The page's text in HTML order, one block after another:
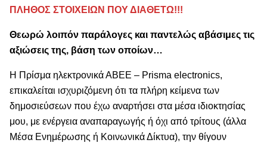
ΠΛΗΘΟΣ ΣΤΟΙΧΕΙΩΝ ΠΟΥ ΔΙΑΘΕΤΩ!!!
Θεωρώ λοιπόν παράλογες και παντελώς αβάσιμες τις
αξιώσεις της, βάση των οποίων…
Η Πρίσμα ηλεκτρονικά ΑΒΕΕ – Prisma electronics,
επικαλείται ισχυριζόμενη ότι τα πλήρη κείμενα των
δημοσιεύσεων που έχω αναρτήσει στα μέσα ιδιοκτησίας
μου, με ενέργεια αναπαραγωγής ή όχι από τρίτους (άλλα
Μέσα Ενημέρωσης ή Κοινωνικά Δίκτυα), την θίγουν